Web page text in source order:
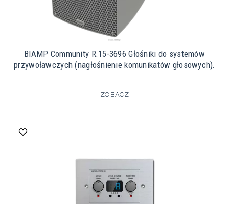
BIAMP Community R.15-3696 Głośniki do systemów
przywoławczych (nagłośnienie komunikatów głosowych).
ZOBACZ